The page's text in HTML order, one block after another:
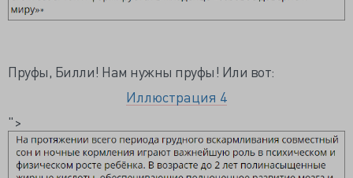
Пруфы, Билли! Нам нужны пруфы! Или вот:
Иллюстрация 4
">